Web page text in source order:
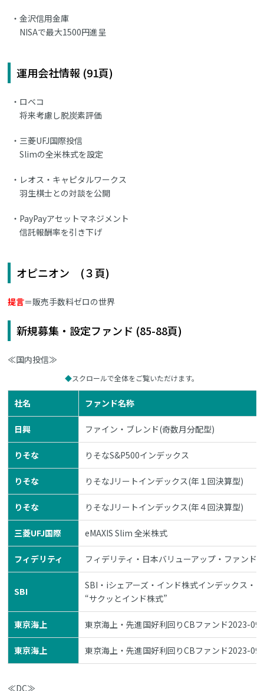
金沢信用金庫
NISAで最大1500円進呈
運用会社情報 (91頁)
ロベコ
将来考慮し脱炭素評価
三菱UFJ国際投信
Slimの全米株式を設定
レオス・キャピタルワークス
羽生棋士との対談を公開
PayPayアセットマネジメント
信託報酬率を引き下げ
オピニオン (３頁)
提言＝販売手数料ゼロの世界
新規募集・設定ファンド (85-88頁)
≪国内投信≫
スクロールで全体をご覧いただけます。
社名 ファンド名称
日興 ファイン・ブレンド(奇数月分配型)
りそな りそなS&P500インデックス
りそな りそなJリートインデックス(年１回決算型)
りそな りそなJリートインデックス(年４回決算型)
三菱UFJ国際 eMAXIS Slim 全米株式
フィデリティ フィデリティ・日本バリューアップ・ファンド
SBI
SBI・iシェアーズ・インド株式インデックス・
“サクッとインド株式”
東京海上 東京海上・先進国好利回りCBファンド2023-
東京海上 東京海上・先進国好利回りCBファンド2023-
≪DC≫